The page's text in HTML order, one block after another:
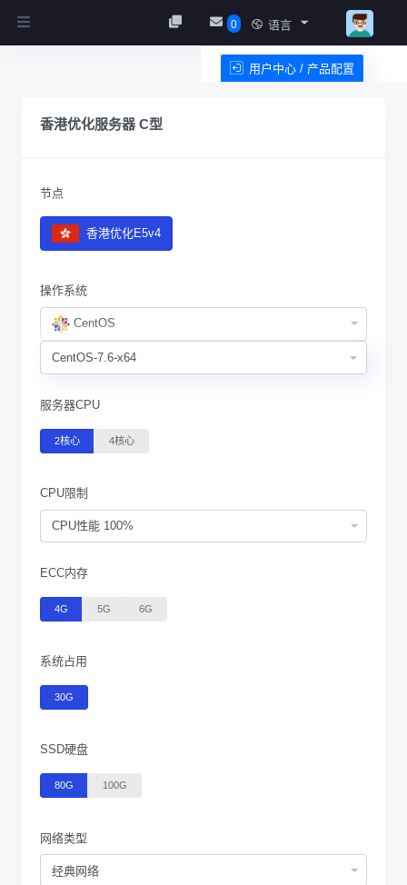
0 语言
用户中心 / 产品配置
香港优化服务器 C型
节点
香港优化E5v4
操作系统
CentOS
服务器CPU
2核心 4核心
CPU限制
CPU性能 100%
ECC内存
4G 5G 6G
系统占用
30G
SSD硬盘
80G 100G
网络类型
经典网络